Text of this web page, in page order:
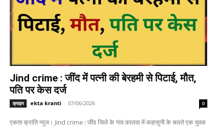
Jind crime : जींद में पत्नी की बेरहमी से पिटाई, मौत,
पति पर केस दर्ज
क्राइम ekta kranti - 07/06/2026 0
एकता क्रांति न्यूज। Jind crime : जींद जिले के गांव कालवा में कहासुनी के चलते एक युवक